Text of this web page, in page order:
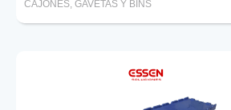
CAJONES, GAVETAS Y BINS